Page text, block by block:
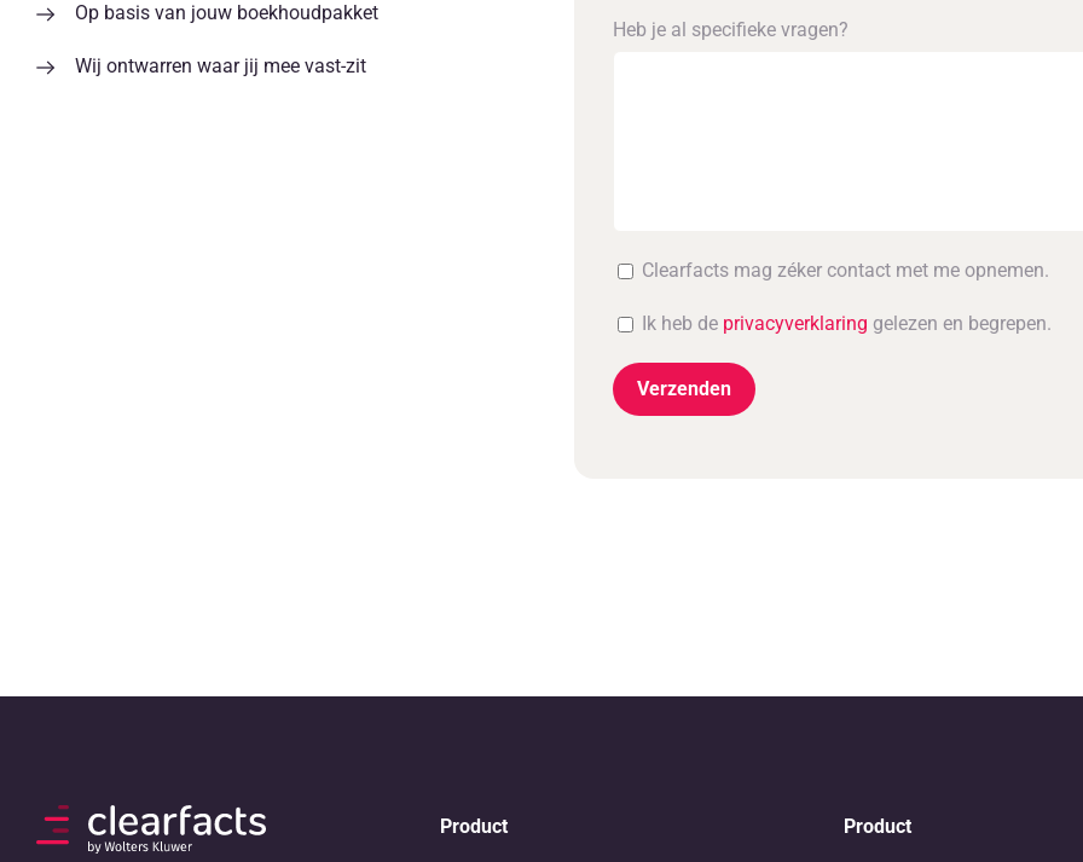
Op basis van jouw boekhoudpakket
Wij ontwarren waar jij mee vast-zit
Heb je al specifieke vragen?
Clearfacts mag zéker contact met me opnemen.
Ik heb de privacyverklaring gelezen en begrepen.
Product Product